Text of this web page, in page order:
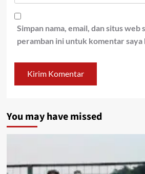
Simpan nama, email, dan situs web
peramban ini untuk komentar saya
You may have missed